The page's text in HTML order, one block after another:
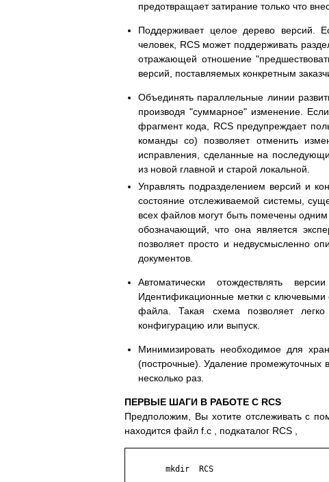
предотвращает затирание только что
Поддерживает целое дерево версий.
человек, RCS может поддерживать
отражающей отношение
версий, поставляемых конкретным
Объединять параллельные линии
производя "суммарное" изменение.
фрагмент кода, RCS предупреждает
команды co) позволяет отменить
исправления, сделанные на
из новой главной и старой локальной.
Управлять подразделением версий и
состояние отслеживаемой системы,
всех файлов могут быть помечены
обозначающий, что она является
позволяет просто и недвусмысленно
документов.
Автоматически отождествлять
Идентификационные метки с ключевыми
файла. Такая схема позволяет
конфигурацию или выпуск.
Минимизировать необходимое для
(построчные). Удаление промежуточных
несколько раз.
ПЕРВЫЕ ШАГИ В РАБОТЕ С RCS
Предположим, Вы хотите отслеживать с
находится файл f.c , подкаталог RCS ,